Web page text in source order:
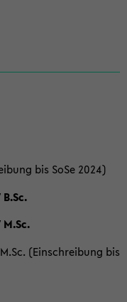
bis SoSe 2024)
(Einschreibung bis